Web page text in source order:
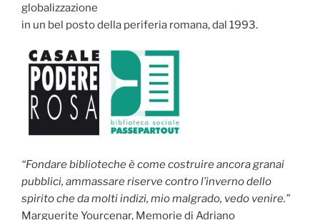
globalizzazione
in un bel posto della periferia romana, dal 1993.
“Fondare biblioteche è come costruire ancora granai
pubblici, ammassare riserve contro l’inverno dello
spirito che da molti indizi, mio malgrado, vedo venire.”
Marguerite Yourcenar, Memorie di Adriano